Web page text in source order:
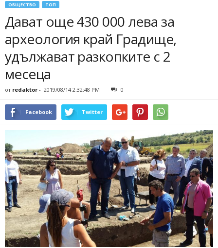
ОБЩЕСТВО ТОП
Дават още 430 000 лева за
археология край Градище,
удължават разкопките с 2
месеца
от redaktor - 2019/08/14 2:32:48 PM 0
Facebook Twitter